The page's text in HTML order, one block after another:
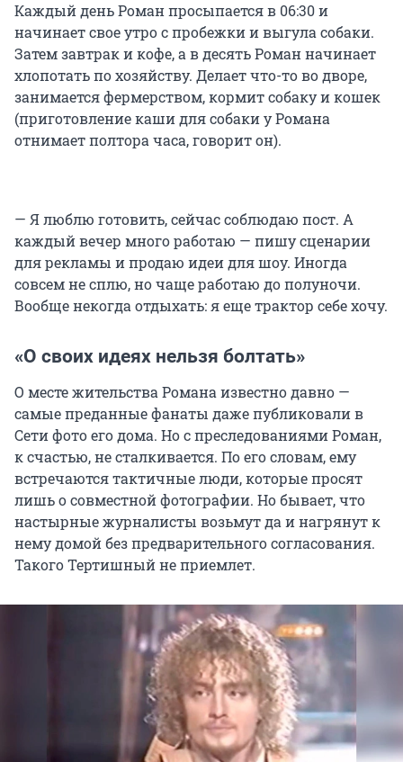
Каждый день Роман просыпается в 06:30 и
начинает свое утро с пробежки и выгула собаки.
Затем завтрак и кофе, а в десять Роман начинает
хлопотать по хозяйству. Делает что-то во дворе,
занимается фермерством, кормит собаку и кошек
(приготовление каши для собаки у Романа
отнимает полтора часа, говорит он).
— Я люблю готовить, сейчас соблюдаю пост. А
каждый вечер много работаю — пишу сценарии
для рекламы и продаю идеи для шоу. Иногда
совсем не сплю, но чаще работаю до полуночи.
Вообще некогда отдыхать: я еще трактор себе хочу.
«О своих идеях нельзя болтать»
О месте жительства Романа известно давно —
самые преданные фанаты даже публиковали в
Сети фото его дома. Но с преследованиями Роман,
к счастью, не сталкивается. По его словам, ему
встречаются тактичные люди, которые просят
лишь о совместной фотографии. Но бывает, что
настырные журналисты возьмут да и нагрянут к
нему домой без предварительного согласования.
Такого Тертишный не приемлет.